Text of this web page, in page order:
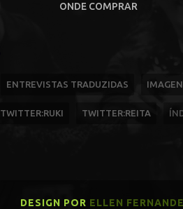
ONDE COMPRAR
ENTREVISTAS TRADUZIDAS
TWITTER:RUKI TWITTER:REITA
DESIGN POR ELLEN